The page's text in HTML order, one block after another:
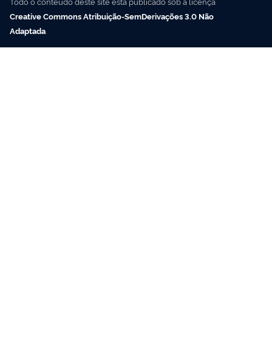
Creative Commons Atribuição-SemDerivações 3.0 Não
Adaptada